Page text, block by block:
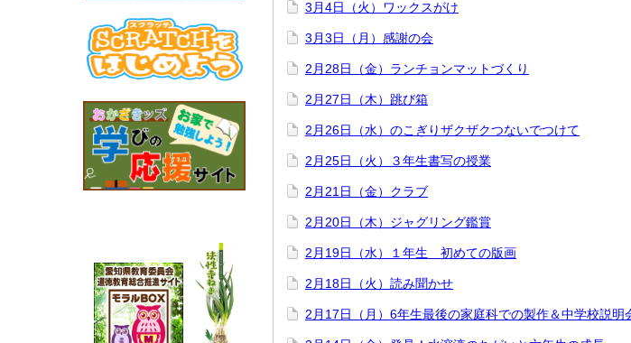
3月4日（火）ワックスがけ
3月3日（月）感謝の会
2月28日（金）ランチョンマットづくり
2月27日（木）跳び箱
2月26日（水）のこぎりザクザクつないでつけて
2月25日（火）３年生書写の授業
2月21日（金）クラブ
2月20日（木）ジャグリング鑑賞
2月19日（水）１年生 初めての版画
2月18日（火）読み聞かせ
2月17日（月）6年生最後の家庭科での製作＆中学校説明